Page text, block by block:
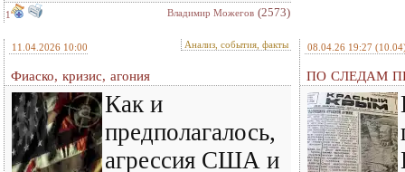
1 Владимир Можегов (2573)
11.04.2026 10:00 Анализ, события, факты
Фиаско, кризис, агония
Как и
предполагалось,
агрессия США и
08.04.26 19:27
ПО СЛЕДАМ